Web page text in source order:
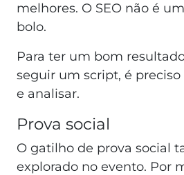
melhores. O SEO não é
bolo.
Para ter um bom
seguir um script, é
e analisar.
Prova social
O gatilho de prova social
explorado no evento. Por